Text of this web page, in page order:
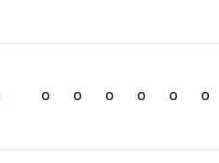
0 0 0 0 0 0